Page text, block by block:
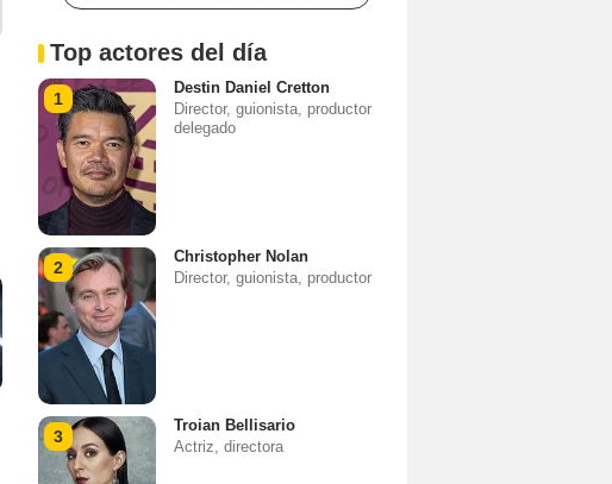
Top actores del día
1
Destin Daniel Cretton
Director, guionista, productor
delegado
2
Christopher Nolan
Director, guionista, productor
3
Troian Bellisario
Actriz, directora